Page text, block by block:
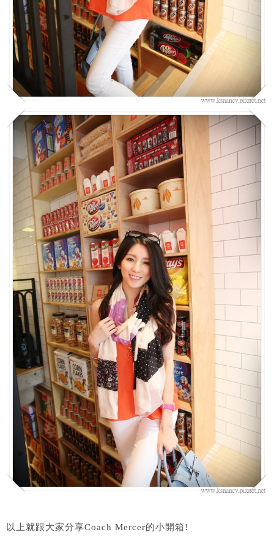
以上就跟大家分享Coach Mercer的小開箱!